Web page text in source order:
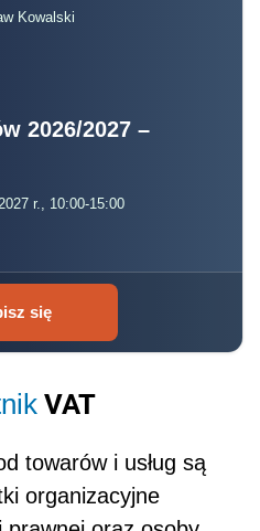
Kowalski
2026/2027 –
r., 10:00-15:00
się
VAT
towarów i usług są
organizacyjne